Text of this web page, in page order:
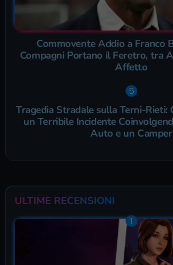
Commovente Addio a Franco
Compagni Portano il Feretro, tra
Affetto
Tragedia Stradale sulla Terni-Rieti:
un Terribile Incidente
Auto e un Camper
ULTIME RECENSIONI